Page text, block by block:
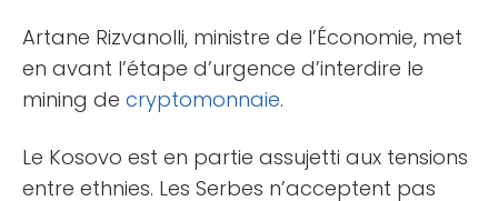
Artane Rizvanolli, ministre de l’Économie, met
en avant l’étape d’urgence d’interdire le
mining de cryptomonnaie.
Le Kosovo est en partie assujetti aux tensions
entre ethnies. Les Serbes n’acceptent pas